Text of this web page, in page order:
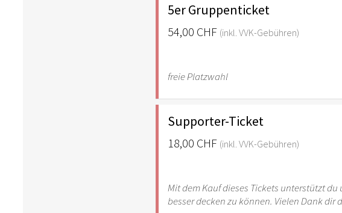
5er Gruppenticket
54,00 CHF (inkl. VVK-Gebühren)
freie Platzwahl
Supporter-Ticket
18,00 CHF (inkl. VVK-Gebühren)
Mit dem Kauf dieses Tickets unterstützt
besser decken zu können. Vielen Dank dir